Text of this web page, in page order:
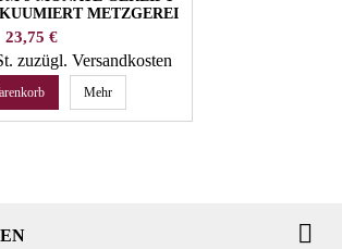
METZGEREI
Preis
23,75 €
zuzügl. Versandkosten
Mehr
